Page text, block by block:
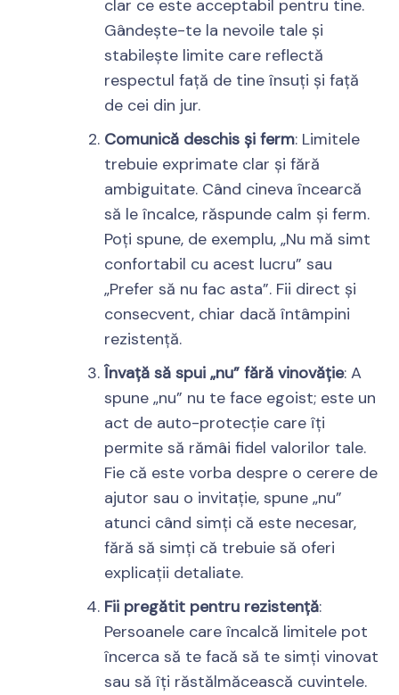
clar ce este acceptabil pentru tine.
Gândește-te la nevoile tale și
stabilește limite care reflectă
respectul față de tine însuți și față
de cei din jur.
Comunică deschis și ferm: Limitele
trebuie exprimate clar și fără
ambiguitate. Când cineva încearcă
să le încalce, răspunde calm și ferm.
Poți spune, de exemplu, „Nu mă simt
confortabil cu acest lucru” sau
„Prefer să nu fac asta”. Fii direct și
consecvent, chiar dacă întâmpini
rezistență.
Învață să spui „nu” fără vinovăție: A
spune „nu” nu te face egoist; este un
act de auto-protecție care îți
permite să rămâi fidel valorilor tale.
Fie că este vorba despre o cerere de
ajutor sau o invitație, spune „nu”
atunci când simți că este necesar,
fără să simți că trebuie să oferi
explicații detaliate.
Fii pregătit pentru rezistență:
Persoanele care încalcă limitele pot
încerca să te facă să te simți vinovat
sau să îți răstălmăcească cuvintele.